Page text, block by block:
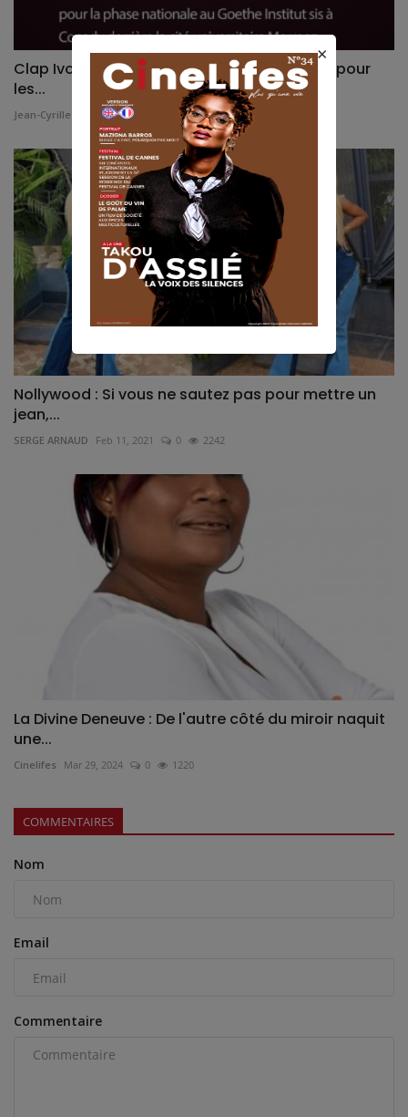
Clap Ivoire 2022 : trois jours de projections pour
les...
Jean-Cyrille Jul 13, 2022 1483
Nollywood : Si vous ne sautez pas pour mettre un
jean,...
SERGE ARNAUD Feb 11, 2021 0 2242
La Divine Deneuve : De l'autre côté du miroir naquit
une...
Cinelifes Mar 29, 2024 0 1220
COMMENTAIRES
Nom
Email
Commentaire
×